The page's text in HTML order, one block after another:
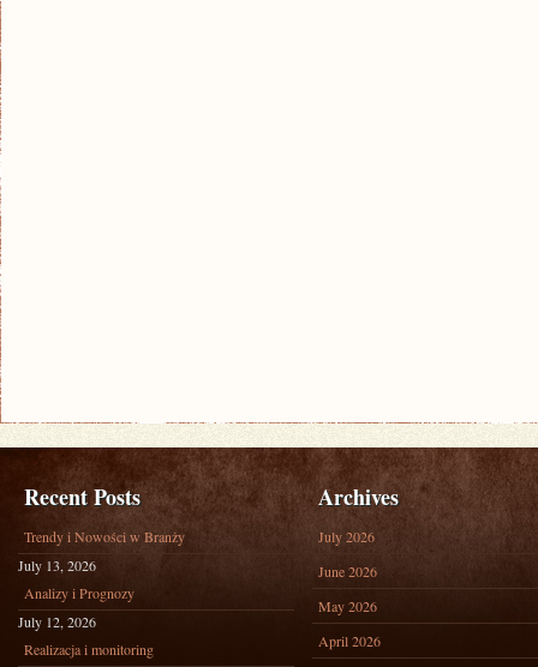
Recent Posts
Trendy i Nowości w Branży
July 13, 2026
Analizy i Prognozy
July 12, 2026
Realizacja i monitoring
Archives
July 2026
June 2026
May 2026
April 2026